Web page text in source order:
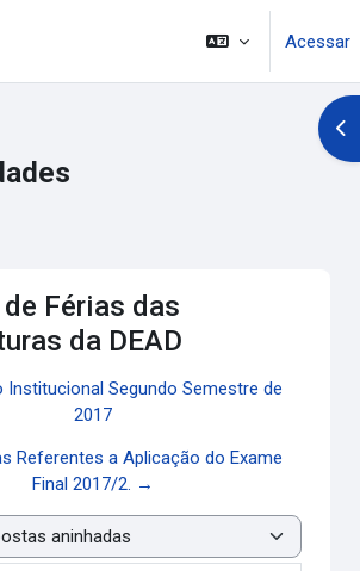
Acessar
Férias das
da DEAD
Segundo Semestre de
2017
Referentes a Aplicação do Exame
Final 2017/2. →